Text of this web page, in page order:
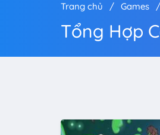
Trang chủ Games
Tổng Hợp